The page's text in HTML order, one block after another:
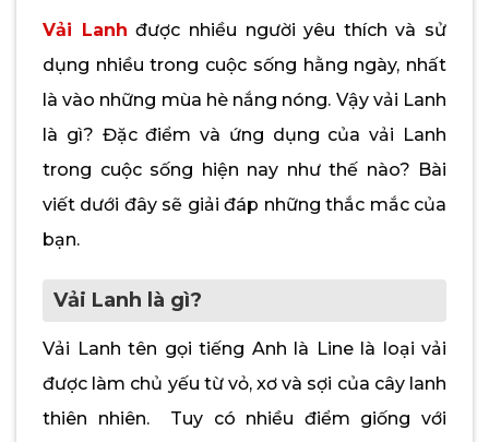
Vải Lanh được nhiều người yêu thích và sử
dụng nhiều trong cuộc sống hằng ngày, nhất
là vào những mùa hè nắng nóng. Vậy vải Lanh
là gì? Đặc điểm và ứng dụng của vải Lanh
trong cuộc sống hiện nay như thế nào? Bài
viết dưới đây sẽ giải đáp những thắc mắc của
bạn.
Vải Lanh là gì?
Vải Lanh tên gọi tiếng Anh là Line là loại vải
được làm chủ yếu từ vỏ, xơ và sợi của cây lanh
thiên nhiên. Tuy có nhiều điểm giống với